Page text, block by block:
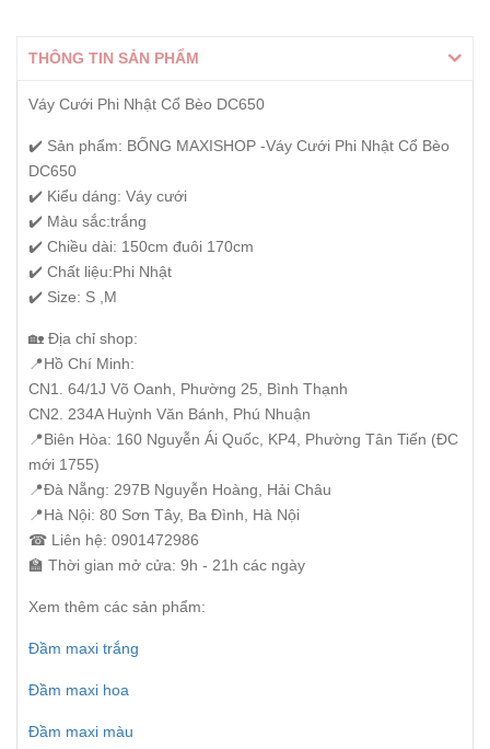
THÔNG TIN SẢN PHẨM
Váy Cưới Phi Nhật Cổ Bèo DC650
✔️ Sản phẩm: BỐNG MAXISHOP -Váy Cưới Phi Nhật Cổ Bèo
DC650
✔️ Kiểu dáng: Váy cưới
✔️ Màu sắc:trắng
✔️ Chiều dài: 150cm đuôi 170cm
✔️ Chất liệu:Phi Nhật
✔️ Size: S ,M
🏡 Địa chỉ shop:
📍Hồ Chí Minh:
CN1. 64/1J Võ Oanh, Phường 25, Bình Thạnh
CN2. 234A Huỳnh Văn Bánh, Phú Nhuận
📍Biên Hòa: 160 Nguyễn Ái Quốc, KP4, Phường Tân Tiến (ĐC
mới 1755)
📍Đà Nẵng: 297B Nguyễn Hoàng, Hải Châu
📍Hà Nội: 80 Sơn Tây, Ba Đình, Hà Nội
☎ Liên hệ: 0901472986
🏫 Thời gian mở cửa: 9h - 21h các ngày
Xem thêm các sản phẩm:
Đầm maxi trắng
Đầm maxi hoa
Đầm maxi màu